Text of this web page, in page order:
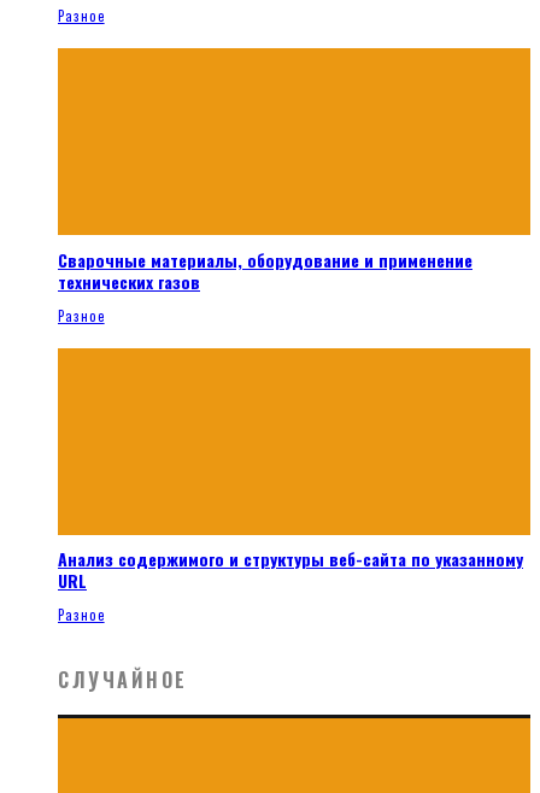
Разное
Сварочные материалы, оборудование и применение
технических газов
Разное
Анализ содержимого и структуры веб-сайта по указанному
URL
Разное
СЛУЧАЙНОЕ